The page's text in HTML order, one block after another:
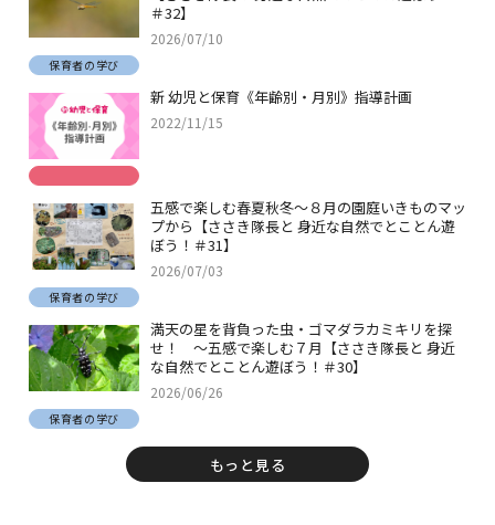
＃32】
2026/07/10
保育者の学び
新 幼児と保育《年齢別・月別》指導計画
2022/11/15
五感で楽しむ春夏秋冬～８月の園庭いきものマッ
プから【ささき隊長と 身近な自然でとことん遊
ぼう！＃31】
2026/07/03
保育者の学び
満天の星を背負った虫・ゴマダラカミキリを探
せ！ ～五感で楽しむ７月【ささき隊長と 身近
な自然でとことん遊ぼう！＃30】
2026/06/26
保育者の学び
もっと見る